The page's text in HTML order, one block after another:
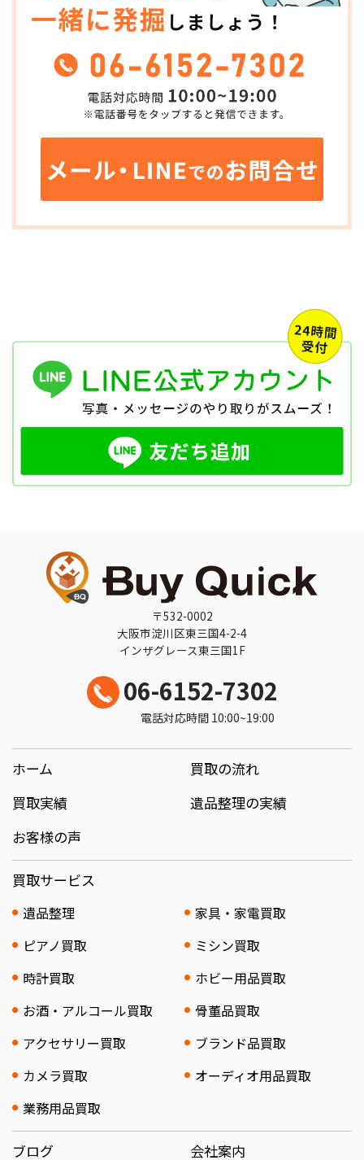
〒532-0002
大阪市淀川区東三国4-2-4
インザグレース東三国1F
06-6152-7302
電話対応時間 10:00~19:00
ホーム
買取の流れ
買取実績
遺品整理の実績
お客様の声
買取サービス
遺品整理
家具・家電買取
ピアノ買取
ミシン買取
時計買取
ホビー用品買取
お酒・アルコール買取
骨董品買取
アクセサリー買取
ブランド品買取
カメラ買取
オーディオ用品買取
業務用品買取
ブログ 会社案内